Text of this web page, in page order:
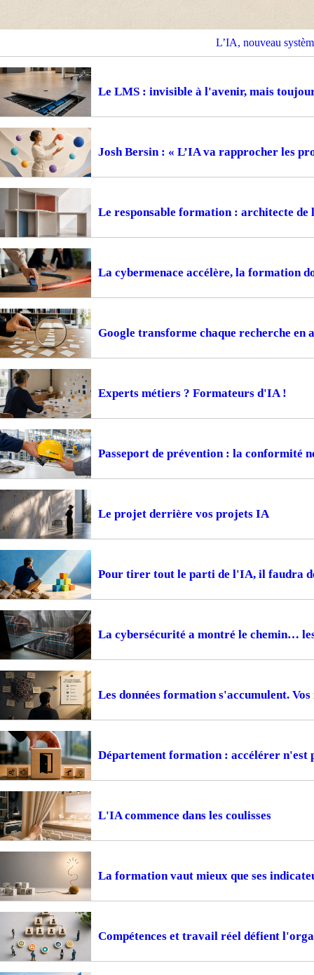
L’IA, nouveau
Le LMS : invisible à l'avenir, mais
Josh Bersin : « L’IA va rapprocher les
Le responsable formation : architecte
La cybermenace accélère, la formation
Google transforme chaque recherche en
Experts métiers ? Formateurs d'IA !
Passeport de prévention : la conformité
Le projet derrière vos projets IA
Pour tirer tout le parti de l'IA, il faudra
La cybersécurité a montré le chemin…
Les données formation s'accumulent.
Département formation : accélérer n'est
L'IA commence dans les coulisses
La formation vaut mieux que ses
Compétences et travail réel défient